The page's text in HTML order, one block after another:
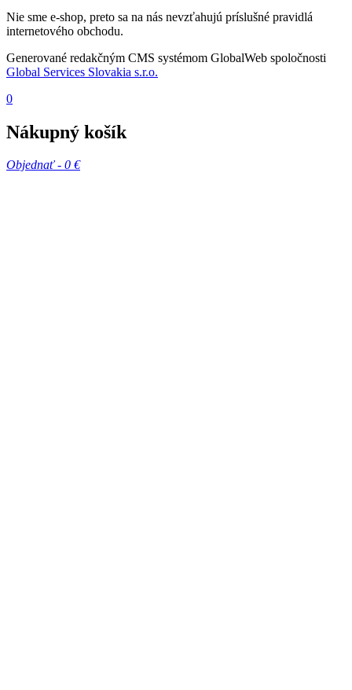
Nie sme e-shop, preto sa na nás nevzťahujú príslušné pravidlá
internetového obchodu.
Generované redakčným CMS systémom GlobalWeb spoločnosti
Global Services Slovakia s.r.o.
0
Nákupný košík
Objednať - 0 €